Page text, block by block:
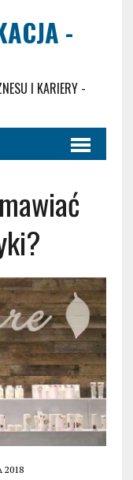
-
I KARIERY -
2018